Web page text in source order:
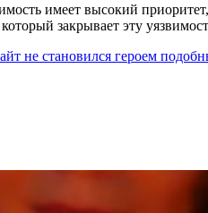
имеет высокий
закрывает эту
не становился героем